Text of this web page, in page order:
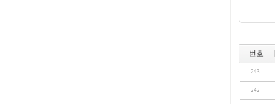
번호
243
242